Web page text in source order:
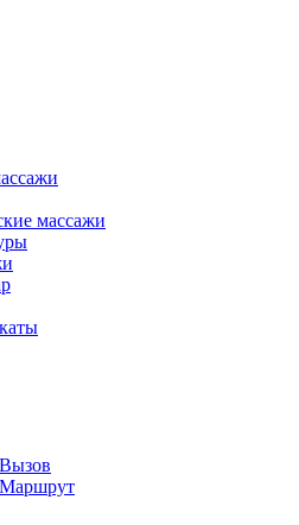
массажи
Вызов
Маршрут